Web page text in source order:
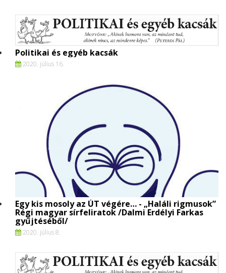
Politikai és egyéb kacsák
2020. július 16.
Egy kis mosoly az ÚT végére… - „Haláli rigmusok”
Régi magyar sírfeliratok /Dalmi Erdélyi Farkas
gyűjtéséből/
2020. július 8.